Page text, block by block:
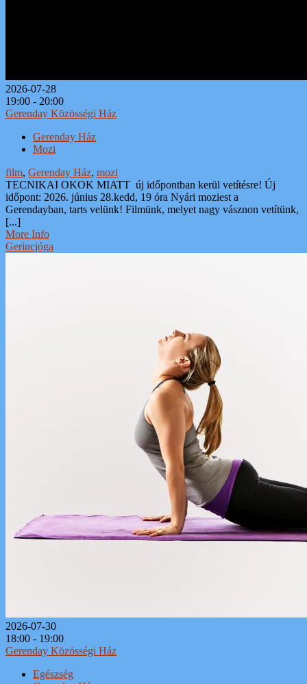
2026-07-28
19:00 - 20:00
Gerenday Közösségi Ház
Gerenday Ház
Mozi
film, Gerenday Ház, mozi
TECNIKAI OKOK MIATT új időpontban kerül vetítésre! Új
időpont: 2026. június 28.kedd, 19 óra Nyári moziest a
Gerendayban, tarts velünk! Filmünk, melyet nagy vásznon vetítünk,
[...]
More Info
Gerincjóga
2026-07-30
18:00 - 19:00
Gerenday Közösségi Ház
Egészség